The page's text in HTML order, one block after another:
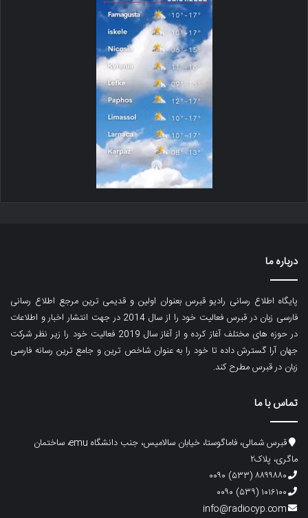
درباره ما
پایگاه اطلاع رسانی رادیو قبرس بعنوان اولین و قدیمی ترین مرجع اطلاع رسانی
فارسی زبان در قبرس فعالیت خود را از سال 2014 در جهت انتشار اخبار و اطلاعات
در حوزه های مختلف آغاز کرده و از آغاز سال 2019 فعالیت خود را زیر نظر شرکت
جهان آرا گسترش داده تا خود را به عنوان شاخص ترین و جامع ترین رسانه فارسی
زبان در قبرس مطرح کند.
تماس با ما
قبرس شمالی، فاماگوستا، خیابان سالامیس، جنب دانشگاه emu، ساختمان
ماگری، پلاک۲
۸۸۹۹۸۸۰ (۵۳۳) ۰۰۹۰
۱۰۱۶۱۰۰ (۵۳۹) ۰۰۹۰
info@radiocyp.com